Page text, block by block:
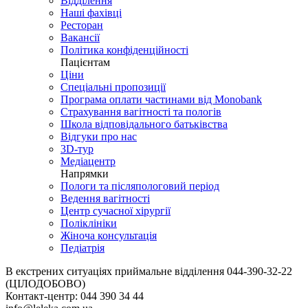
Наші фахівці
Ресторан
Вакансії
Політика конфіденційності
Пацієнтам
Ціни
Спеціальні пропозиції
Програма оплати частинами від Monobank
Страхування вагітності та пологів
Школа відповідального батьківства
Відгуки про нас
3D-тур
Медіацентр
Напрямки
Пологи та післяпологовий період
Ведення вагітності
Центр сучасної хірургії
Поліклініки
Жіноча консультація
Педіатрія
В екстрених ситуаціях приймальне відділення 044-390-32-22
(ЦІЛОДОБОВО)
Контакт-центр: 044 390 34 44